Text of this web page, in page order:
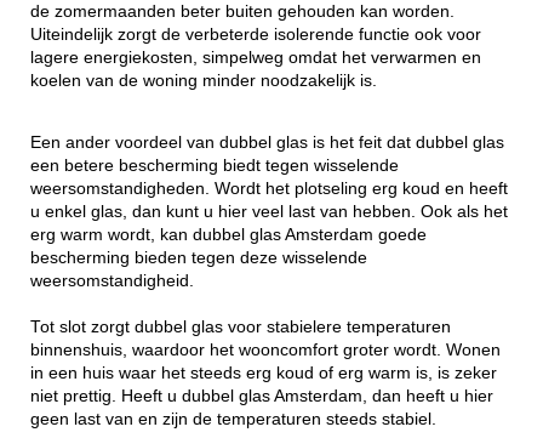
de zomermaanden beter buiten gehouden kan worden.
Uiteindelijk zorgt de verbeterde isolerende functie ook voor
lagere energiekosten, simpelweg omdat het verwarmen en
koelen van de woning minder noodzakelijk is.
Een ander voordeel van dubbel glas is het feit dat dubbel glas
een betere bescherming biedt tegen wisselende
weersomstandigheden. Wordt het plotseling erg koud en heeft
u enkel glas, dan kunt u hier veel last van hebben. Ook als het
erg warm wordt, kan dubbel glas Amsterdam goede
bescherming bieden tegen deze wisselende
weersomstandigheid.
Tot slot zorgt dubbel glas voor stabielere temperaturen
binnenshuis, waardoor het wooncomfort groter wordt. Wonen
in een huis waar het steeds erg koud of erg warm is, is zeker
niet prettig. Heeft u dubbel glas Amsterdam, dan heeft u hier
geen last van en zijn de temperaturen steeds stabiel.